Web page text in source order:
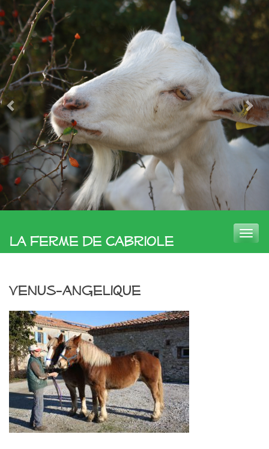
La Ferme de Cabriole
Toggle
venus-angelique